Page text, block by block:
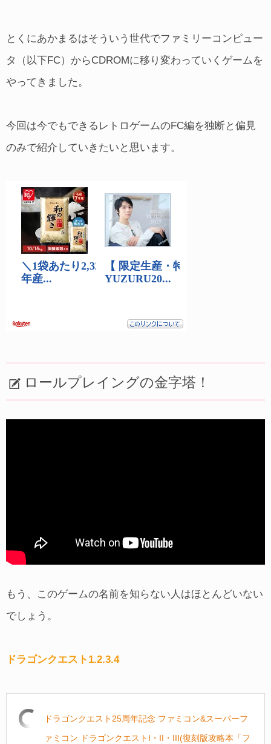
とくにあかまるはそういう世代でファミリーコンピュー
タ（以下FC）からCDROMに移り変わっていくゲームを
やってきました。
今回は今でもできるレトロゲームのFC編を独断と偏見
のみで紹介していきたいと思います。
ロールプレイングの金字塔！
もう、このゲームの名前を知らない人はほとんどいない
でしょう。
ドラゴンクエスト1.2.3.4
ドラゴンクエスト25周年記念 ファミコン&スーパーフ
ァミコン ドラゴンクエストI・II・III(復刻版攻略本「フ